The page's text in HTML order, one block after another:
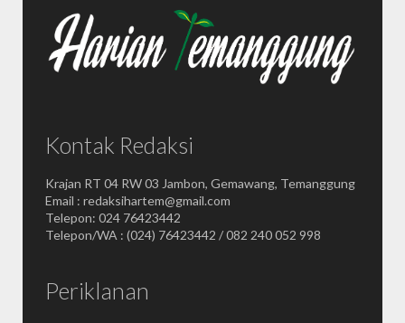
Kontak Redaksi
Krajan RT 04 RW 03 Jambon, Gemawang, Temanggung
Email : redaksihartem@gmail.com
Telepon: 024 76423442
Telepon/WA : (024) 76423442 / 082 240 052 998
Periklanan